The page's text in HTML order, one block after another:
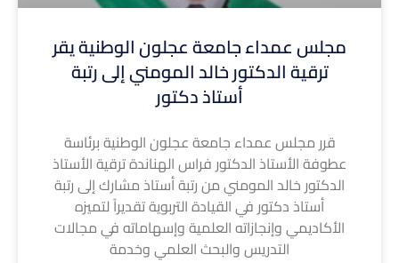
مجلس عمداء جامعة عجلون الوطنية يقر
ترقية الدكتور خالد المومني إلى رتبة
أستاذ دكتور
قرر مجلس عمداء جامعة عجلون الوطنية برئاسة
عطوفة الأستاذ الدكتور فراس الهناندة ترقية الأستاذ
الدكتور خالد المومني من رتبة أستاذ مشارك إلى رتبة
أستاذ دكتور في القيادة التربوية تقديراً لتميزه
الأكاديمي وإنجازاته العلمية وإسهاماته في مجالات
التدريس والبحث العلمي وخدمة